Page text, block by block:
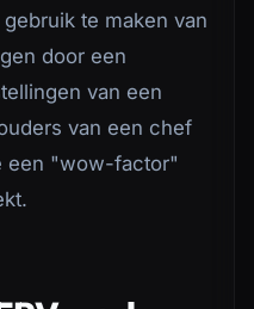
te maken van
door een
van een
van een chef
een "wow-factor"